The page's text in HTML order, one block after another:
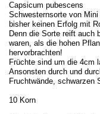
Capsicum pubescens
Schwesternsorte von
bisher keinen Erfolg mit
Denn die Sorte reift auch
waren, als die hohen
hervorbrachten!
Früchte sind um die 4cm
Ansonsten durch und
Fruchtwände, schwarzen
10 Korn